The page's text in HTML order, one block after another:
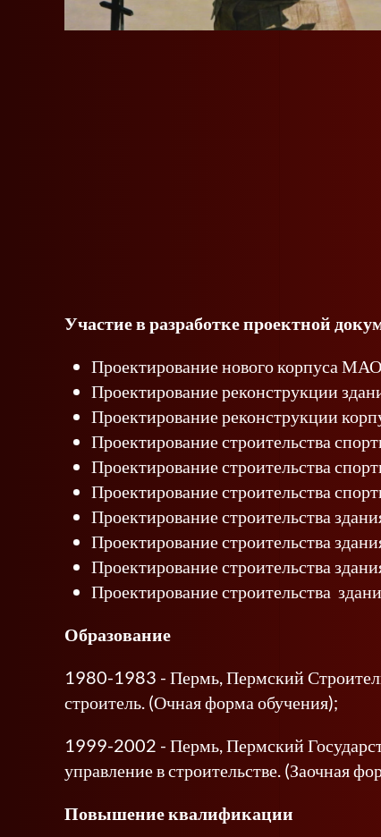
Участие в разработке проектной
Проектирование нового корпуса
Проектирование реконструкции
Проектирование реконструкции
Проектирование строительства
Проектирование строительства
Проектирование строительства
Проектирование строительства
Проектирование строительства
Проектирование строительства
Проектирование строительства
Образование
1980-1983 - Пермь, Пермский
строитель. (Очная форма обучения);
1999-2002 - Пермь, Пермский
управление в строительстве. (Заочная
Повышение квалификации